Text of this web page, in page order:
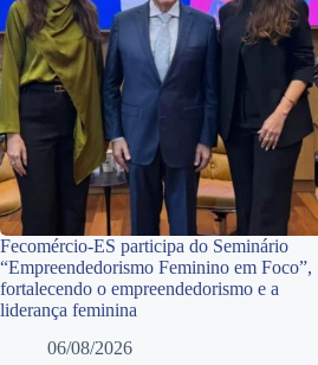
Fecomércio-ES participa do Seminário
“Empreendedorismo Feminino em Foco”,
fortalecendo o empreendedorismo e a
liderança feminina
06/08/2026